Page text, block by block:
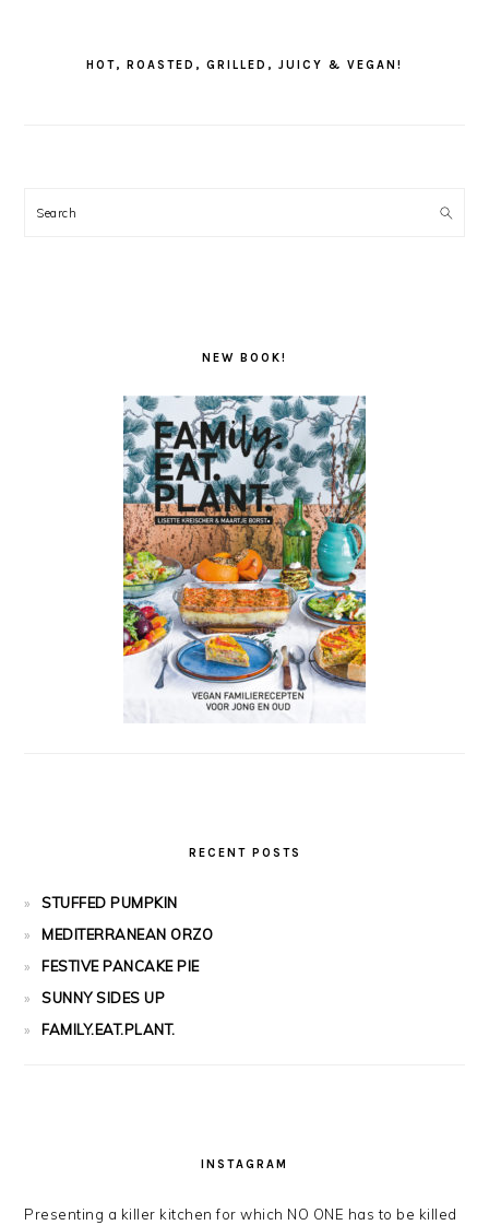
HOT, ROASTED, GRILLED, JUICY & VEGAN!
Search
NEW BOOK!
RECENT POSTS
STUFFED PUMPKIN
MEDITERRANEAN ORZO
FESTIVE PANCAKE PIE
SUNNY SIDES UP
FAMILY.EAT.PLANT.
INSTAGRAM
Presenting a killer kitchen for which NO ONE has to be killed